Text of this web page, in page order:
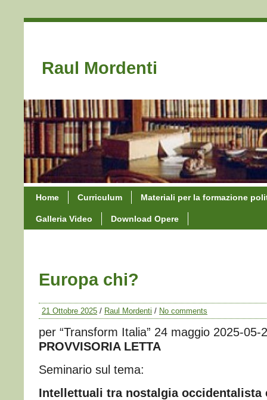
Raul Mordenti
Home Curriculum Materiali per la formazione
Galleria Video Download Opere
Europa chi?
21 Ottobre 2025 / Raul Mordenti / No comments
per “Transform Italia” 24 maggio 2025-05-
PROVVISORIA LETTA
Seminario sul tema:
Intellettuali tra nostalgia occidentalista